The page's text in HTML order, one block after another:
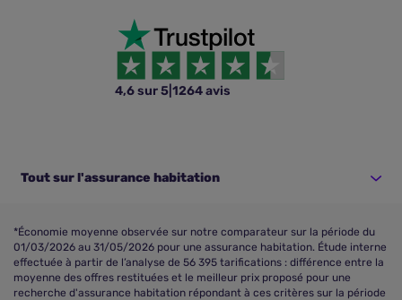
4,6 sur 5 1264 avis
Tout sur l'assurance habitation
*Économie moyenne observée sur notre comparateur sur la période du
01/03/2026 au 31/05/2026 pour une assurance habitation. Étude interne
effectuée à partir de l’analyse de 56 395 tarifications : différence entre la
moyenne des offres restituées et le meilleur prix proposé pour une
recherche d'assurance habitation répondant à ces critères sur la période